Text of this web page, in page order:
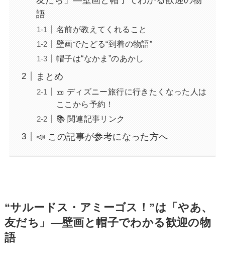
語
名前が教えてくれること
壁画でたどる“到着の物語”
帽子は“なかま”のあかし
まとめ
🎫 ディズニー旅行に行きたくなった人は
ここから予約！
📚 関連記事リンク
📣 この記事が参考になった方へ
“サルードス・アミーゴス！”は「やあ、
友だち」―壁画と帽子でわかる歓迎の物
語